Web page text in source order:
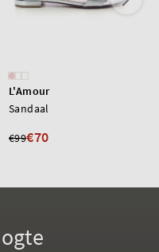
L'Amour
Sandaal
€99€70